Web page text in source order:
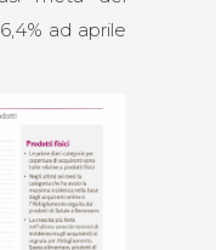
ad aprile